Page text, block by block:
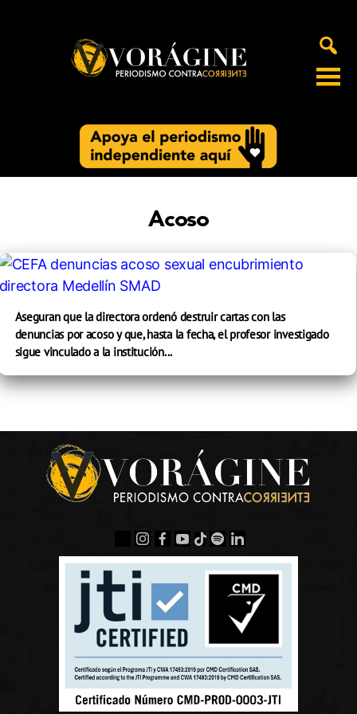
Acoso
Aseguran que la directora ordenó destruir cartas con las
denuncias por acoso y que, hasta la fecha, el profesor investigado
sigue vinculado a la institución...